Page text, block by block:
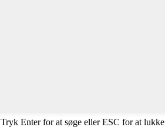
Tryk Enter for at søge eller ESC for at lukke